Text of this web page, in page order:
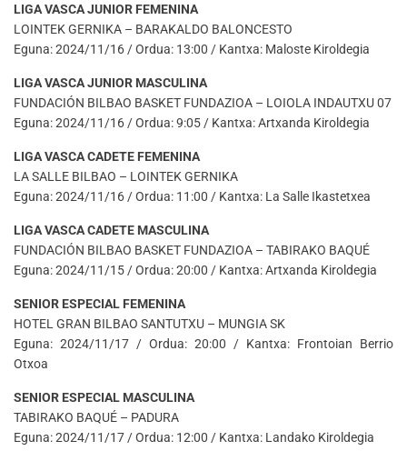
LIGA VASCA JUNIOR FEMENINA
LOINTEK GERNIKA – BARAKALDO BALONCESTO
Eguna: 2024/11/16 / Ordua: 13:00 / Kantxa: Maloste Kiroldegia
LIGA VASCA JUNIOR MASCULINA
FUNDACIÓN BILBAO BASKET FUNDAZIOA – LOIOLA INDAUTXU 07
Eguna: 2024/11/16 / Ordua: 9:05 / Kantxa: Artxanda Kiroldegia
LIGA VASCA CADETE FEMENINA
LA SALLE BILBAO – LOINTEK GERNIKA
Eguna: 2024/11/16 / Ordua: 11:00 / Kantxa: La Salle Ikastetxea
LIGA VASCA CADETE MASCULINA
FUNDACIÓN BILBAO BASKET FUNDAZIOA – TABIRAKO BAQUÉ
Eguna: 2024/11/15 / Ordua: 20:00 / Kantxa: Artxanda Kiroldegia
SENIOR ESPECIAL FEMENINA
HOTEL GRAN BILBAO SANTUTXU – MUNGIA SK
Eguna: 2024/11/17 / Ordua: 20:00 / Kantxa: Frontoian Berrio
Otxoa
SENIOR ESPECIAL MASCULINA
TABIRAKO BAQUÉ – PADURA
Eguna: 2024/11/17 / Ordua: 12:00 / Kantxa: Landako Kiroldegia